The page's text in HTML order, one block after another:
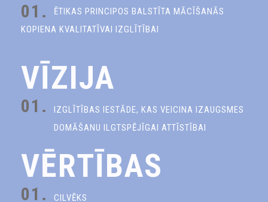
01.
ĒTIKAS PRINCIPOS BALSTĪTA MĀCĪŠANĀS
KOPIENA KVALITATĪVAI IZGLĪTĪBAI
VĪZIJA
01.
IZGLĪTĪBAS IESTĀDE, KAS VEICINA IZAUGSMES
DOMĀŠANU ILGTSPĒJĪGAI ATTĪSTĪBAI
VĒRTĪBAS
01. CILVĒKS